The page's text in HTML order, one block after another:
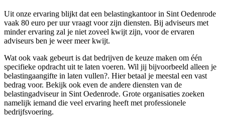
Uit onze ervaring blijkt dat een belastingkantoor in Sint Oedenrode
vaak 80 euro per uur vraagt voor zijn diensten. Bij adviseurs met
minder ervaring zal je niet zoveel kwijt zijn, voor de ervaren
adviseurs ben je weer meer kwijt.
Wat ook vaak gebeurt is dat bedrijven de keuze maken om één
specifieke opdracht uit te laten voeren. Wil jij bijvoorbeeld alleen je
belastingaangifte in laten vullen?. Hier betaal je meestal een vast
bedrag voor. Bekijk ook even de andere diensten van de
belastingadviseur in Sint Oedenrode. Grote organisaties zoeken
namelijk iemand die veel ervaring heeft met professionele
bedrijfsvoering.